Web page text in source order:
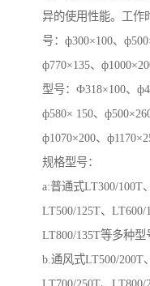
异的使用性能。工作
号：ф300×100、
ф770×135、
型号：Ф318×100、
ф580× 150、
ф1070×200、
规格型号：
a:普通式LT300/100T
LT500/125T、LT600/
LT800/135T等多种型
b.通风式LT500/200T